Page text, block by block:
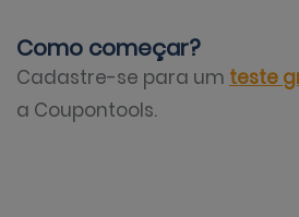
Como começar?
Cadastre-se para um teste
a Coupontools.